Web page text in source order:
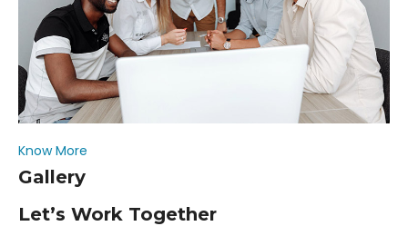
Know More
Gallery​
Let’s Work Together​